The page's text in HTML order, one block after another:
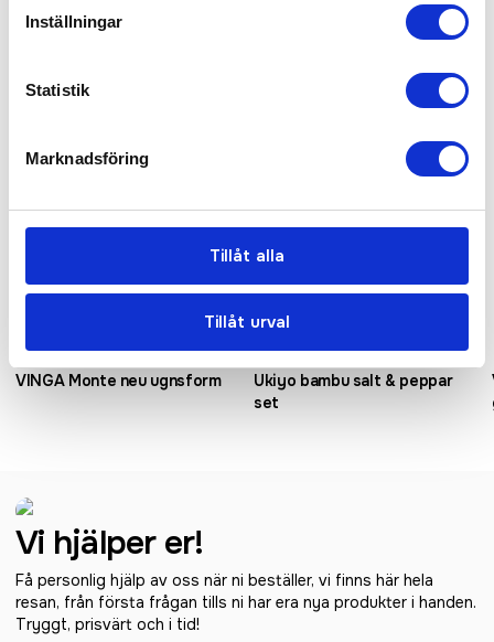
Inställningar
Statistik
Marknadsföring
Tillåt alla
Tillåt urval
Relaterade produkter
VINGA Monte neu ugnsform
Ukiyo bambu salt & peppar
set
Vi hjälper er!
Få personlig hjälp av oss när ni beställer, vi finns här hela
resan, från första frågan tills ni har era nya produkter i handen.
Tryggt, prisvärt och i tid!